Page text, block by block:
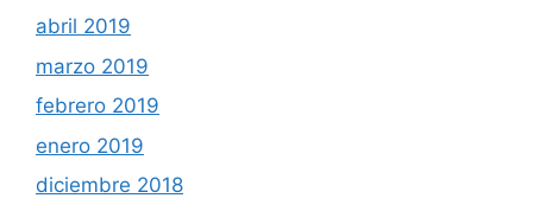
abril 2019
marzo 2019
febrero 2019
enero 2019
diciembre 2018